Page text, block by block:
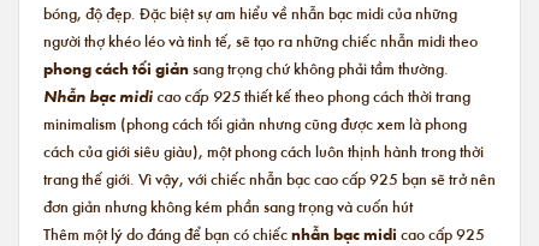
bóng, độ đẹp. Đặc biệt sự am hiểu về nhẫn bạc midi của những
người thợ khéo léo và tinh tế, sẽ tạo ra những chiếc nhẫn midi theo
phong cách tối giảnsang trọng chứ không phải tầm thường.
Nhẫn bạc midi cao cấp 925thiết kế theo phong cách thời trang
minimalism (phong cách tối giản nhưng cũng được xem là phong
cách của giới siêu giàu), một phong cách luôn thịnh hành trong thời
trang thế giới. Vì vậy, với chiếc nhẫn bạc cao cấp 925 bạn sẽ trở nên
đơn giản nhưng không kém phần sang trọng và cuốn hút
Thêm một lý do đáng để bạn có chiếcnhẫn bạc midi cao cấp 925